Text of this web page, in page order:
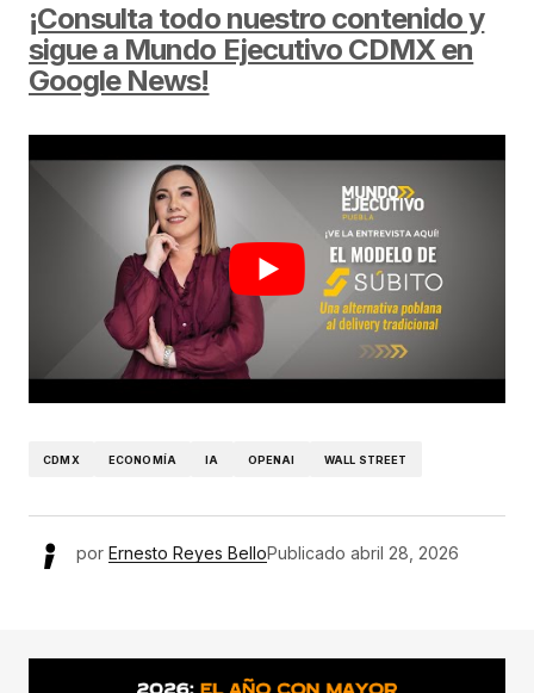
¡Consulta todo nuestro contenido y
sigue a Mundo Ejecutivo CDMX en
Google News!
CDMX ECONOMÍA IA OPENAI WALL STREET
por Ernesto Reyes BelloPublicado abril 28, 2026